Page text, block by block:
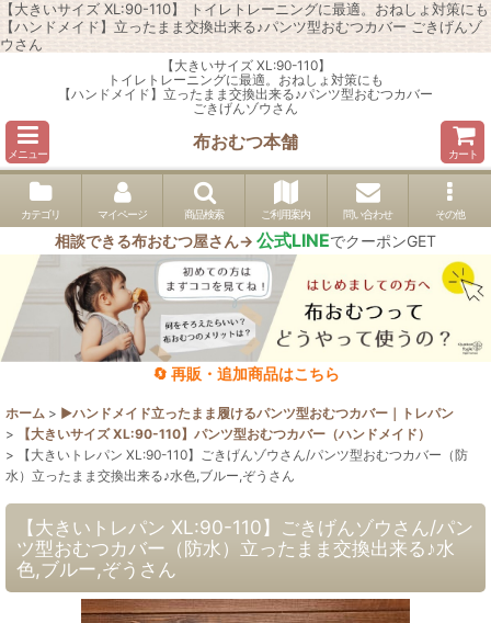
【大きいサイズ XL:90-110】 トイレトレーニングに最適。おねしょ対策にも
【ハンドメイド】立ったまま交換出来る♪パンツ型おむつカバー ごきげんゾ
ウさん
【大きいサイズ XL:90-110】
トイレトレーニングに最適。おねしょ対策にも
【ハンドメイド】立ったまま交換出来る♪パンツ型おむつカバー
ごきげんゾウさん
メニュー
布おむつ本舗
カート
カテゴリ マイページ 商品検索 ご利用案内 問い合わせ その他
相談できる布おむつ屋さん→ 公式LINEでクーポンGET
🔄 再販・追加商品はこちら
ホーム > ▶︎ハンドメイド立ったまま履けるパンツ型おむつカバー｜トレパン
>
【大きいサイズ XL:90-110】パンツ型おむつカバー（ハンドメイド）
>
【大きいトレパン XL:90-110】ごきげんゾウさん/パンツ型おむつカバー（防
水）立ったまま交換出来る♪水色,ブルー,ぞうさん
【大きいトレパン XL:90-110】ごきげんゾウさん/パン
ツ型おむつカバー（防水）立ったまま交換出来る♪水
色,ブルー,ぞうさん